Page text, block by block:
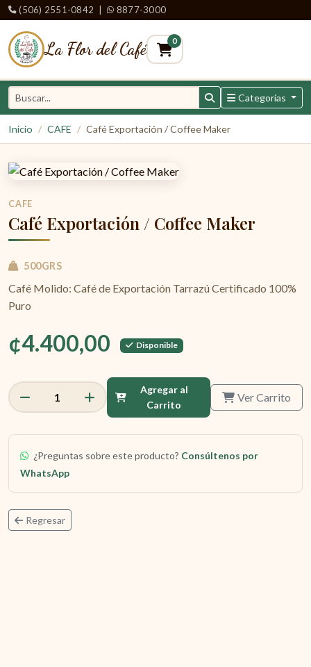
(506) 2551-0842 8877-3000
La Flor del Café 0
Categorías
Inicio CAFE Café Exportación / Coffee Maker
CAFE
Café Exportación / Coffee Maker
500GRS
Café Molido: Café de Exportación Tarrazú Certificado 100%
Puro
¢4.400,00 Disponible
1
Agregar al
Carrito
Ver Carrito
¿Preguntas sobre este producto? Consúltenos por
WhatsApp
Regresar